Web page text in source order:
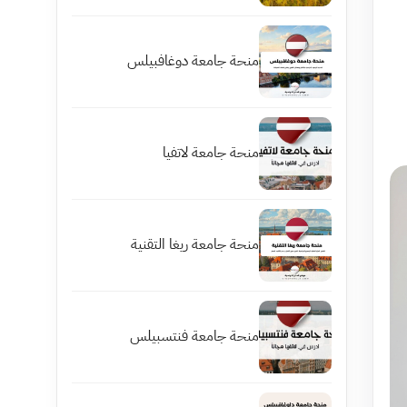
منحة جامعة دوغافبيلس
منحة جامعة لاتفيا
منحة جامعة ريغا التقنية
منحة جامعة فنتسبيلس